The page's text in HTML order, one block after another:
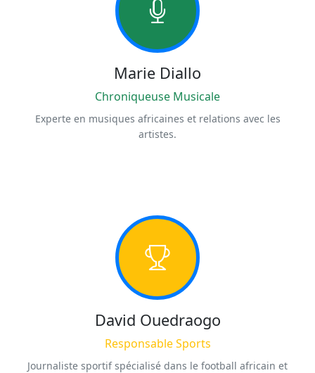
Marie Diallo
Chroniqueuse Musicale
Experte en musiques africaines et relations avec les
artistes.
David Ouedraogo
Responsable Sports
Journaliste sportif spécialisé dans le football africain et